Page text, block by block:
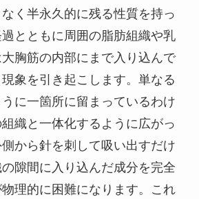
く半永久的に残る性質を持っ
とともに周囲の脂肪組織や乳
胸筋の内部にまで入り込んで
象を引き起こします。単なる
に一箇所に留まっているわけ
織と一体化するように広がっ
から針を刺して吸い出すだけ
隙間に入り込んだ成分を完全
理的に困難になります。これ